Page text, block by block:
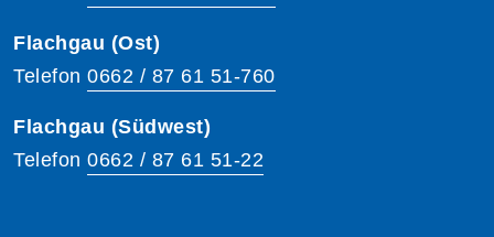
Flachgau (Ost)
Telefon 0662 / 87 61 51-760
Flachgau (Südwest)
Telefon 0662 / 87 61 51-22